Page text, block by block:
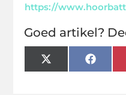
https://
Goed artikel?
X
(Twitter)